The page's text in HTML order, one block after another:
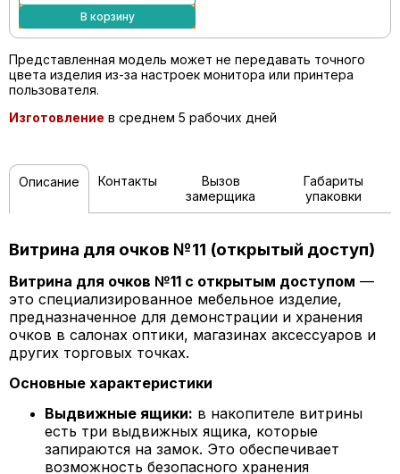
В корзину
Представленная модель может не передавать точного
цвета изделия из-за настроек монитора или принтера
пользователя.
Изготовление в среднем 5 рабочих дней
Описание Контакты
Вызов
замерщика
Габариты
упаковки
Витрина для очков №11 (открытый доступ)
Витрина для очков №11 с открытым доступом —
это специализированное мебельное изделие,
предназначенное для демонстрации и хранения
очков в салонах оптики, магазинах аксессуаров и
других торговых точках.
Основные характеристики
Выдвижные ящики: в накопителе витрины
есть три выдвижных ящика, которые
запираются на замок. Это обеспечивает
возможность безопасного хранения